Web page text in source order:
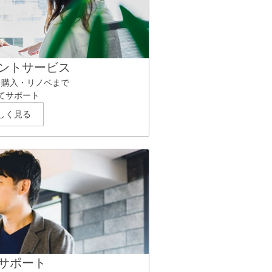
トサービス
入・リノベまで
サポート
く見る
ポート